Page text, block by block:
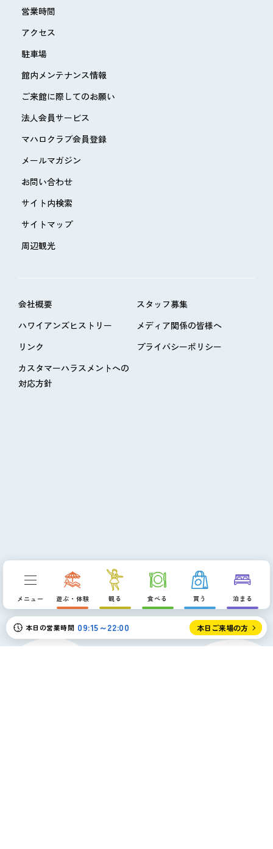
メニュー 遊ぶ・体験 観る 食べる 買う 泊まる
本日の営業時間 09:15～22:00 本日ご来場の方
営業時間
アクセス
駐車場
館内メンテナンス情報
ご来館に際してのお願い
法人会員サービス
マハロクラブ会員登録
メールマガジン
お問い合わせ
サイト内検索
サイトマップ
周辺観光
会社概要
スタッフ募集
ハワイアンズヒストリー
メディア関係の皆様へ
リンク
プライバシーポリシー
カスタマーハラスメントへの
対応方針